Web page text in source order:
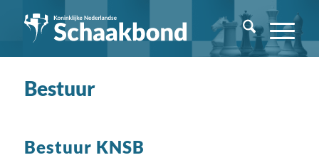
Bestuur
Bestuur KNSB